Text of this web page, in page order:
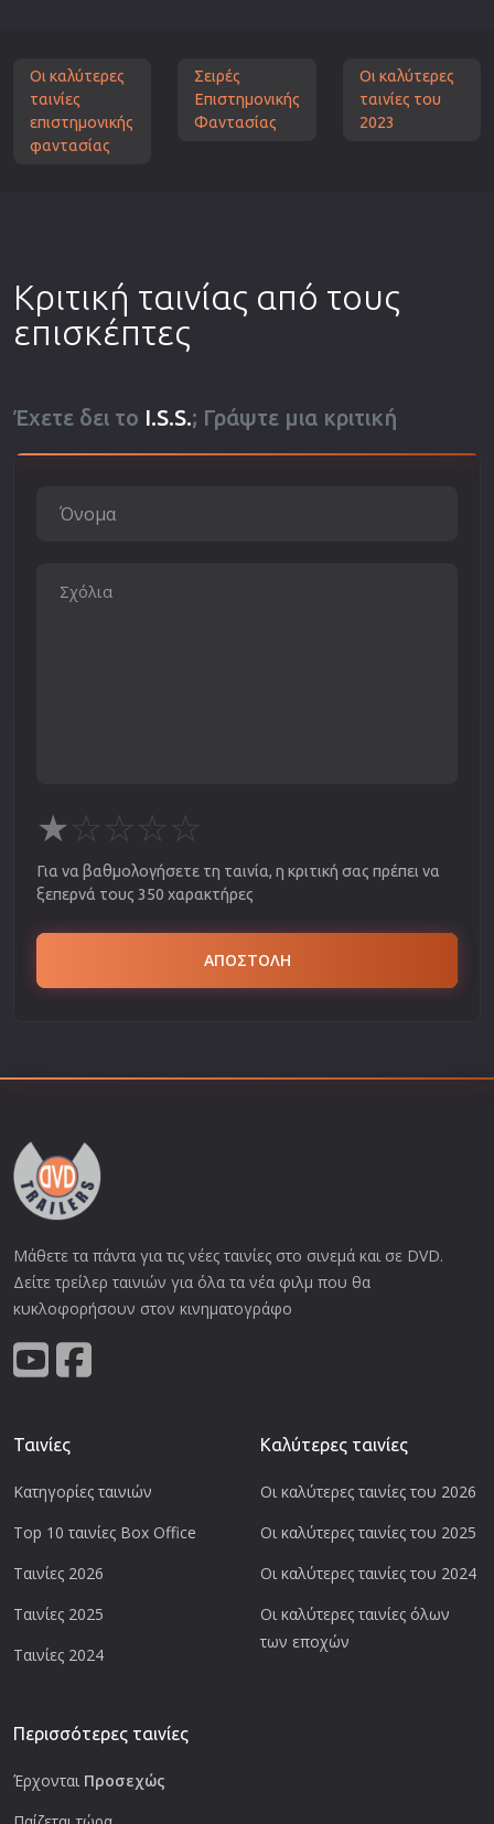
Οι καλύτερες
ταινίες
επιστημονικής
φαντασίας
Σειρές
Επιστημονικής
Φαντασίας
Οι καλύτερες
ταινίες του
2023
Κριτική ταινίας από τους
επισκέπτες
Έχετε δει το I.S.S.; Γράψτε μια κριτική
★☆☆☆☆
Για να βαθμολογήσετε τη ταινία, η κριτική σας πρέπει να
ξεπερνά τους 350 χαρακτήρες
ΑΠΟΣΤΟΛΗ
Μάθετε τα πάντα για τις νέες ταινίες στο σινεμά και σε DVD.
Δείτε τρείλερ ταινιών για όλα τα νέα φιλμ που θα
κυκλοφορήσουν στον κινηματογράφο
Ταινίες
Κατηγορίες ταινιών
Top 10 ταινίες Box Office
Ταινίες 2026
Ταινίες 2025
Ταινίες 2024
Καλύτερες ταινίες
Οι καλύτερες ταινίες του 2026
Οι καλύτερες ταινίες του 2025
Οι καλύτερες ταινίες του 2024
Οι καλύτερες ταινίες όλων
των εποχών
Περισσότερες ταινίες
Έρχονται Προσεχώς